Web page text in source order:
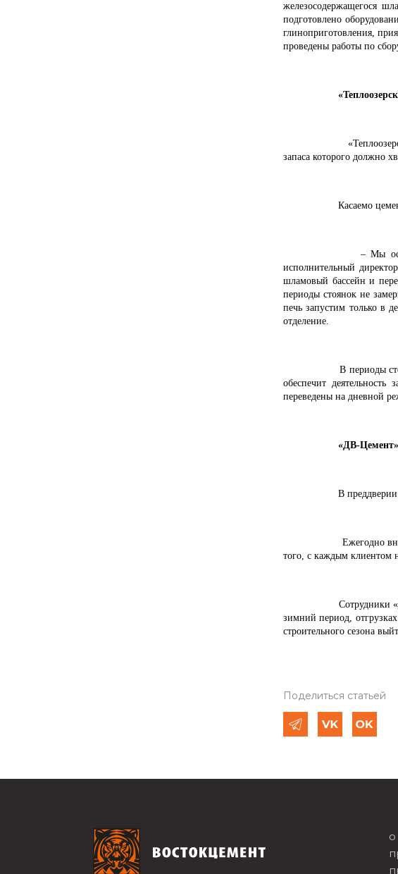
железосодержащегося
подготовлено
глиноприготовления,
проведены работы по
запаса которого должно
Касаемо
– Мы
исполнительный
шламовый бассейн и
периоды стоянок не
печь запустим только в
отделение.
В периоды
обеспечит
переведены на дневной
«ДВ-Цемент»
В
Ежегодно
того, с каждым клиентом
Сотрудники
зимний период,
строительного сезона
Поделиться статьей